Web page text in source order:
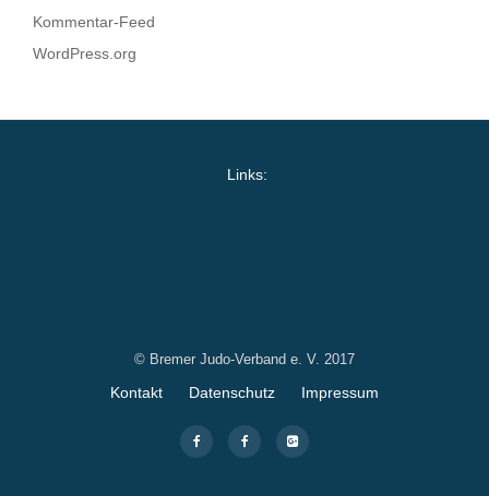
Kommentar-Feed
WordPress.org
Links:
© Bremer Judo-Verband e. V. 2017
Secondary
Kontakt Datenschutz Impressum
fa-
facebook
fa-
facebook
fa-
google-